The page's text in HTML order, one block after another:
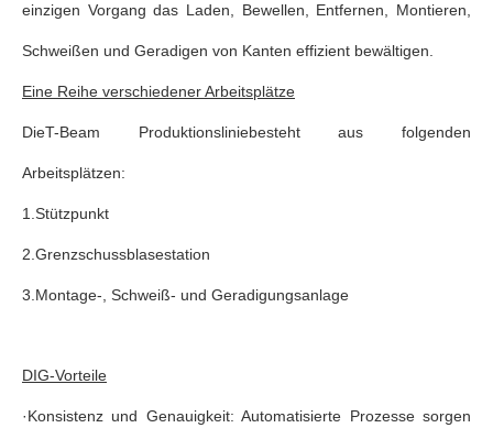
einzigen Vorgang das Laden, Bewellen, Entfernen, Montieren,
Schweißen und Geradigen von Kanten effizient bewältigen.
Eine Reihe verschiedener Arbeitsplätze
DieT-Beam Produktionsliniebesteht aus folgenden
Arbeitsplätzen:
1. Stützpunkt
2. Grenzschussblasestation
3. Montage-, Schweiß- und Geradigungsanlage
DIG-Vorteile
·Konsistenz und Genauigkeit: Automatisierte Prozesse sorgen